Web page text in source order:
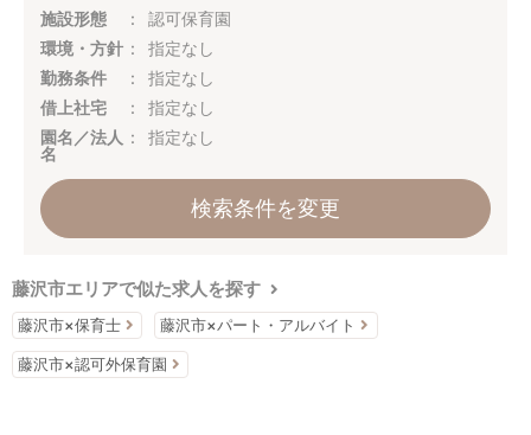
施設形態
認可保育園
環境・方針
指定なし
勤務条件
指定なし
借上社宅
指定なし
園名／法人
名
指定なし
検索条件を変更
藤沢市エリアで似た求人を探す
藤沢市×保育士 藤沢市×パート・アルバイト
藤沢市×認可外保育園